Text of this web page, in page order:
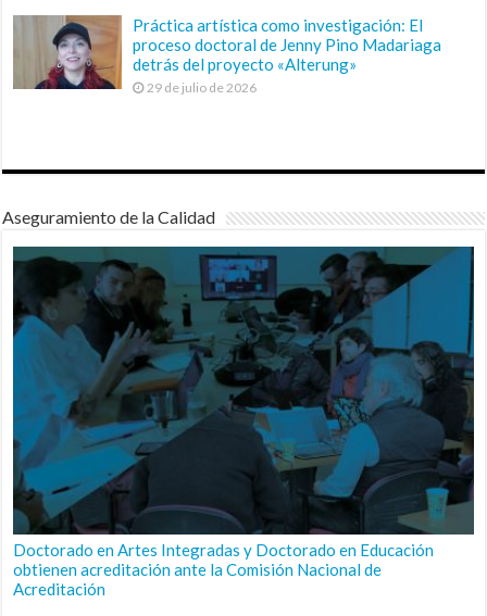
Práctica artística como investigación: El
proceso doctoral de Jenny Pino Madariaga
detrás del proyecto «Alterung»
29 de julio de 2026
Aseguramiento de la Calidad
Doctorado en Artes Integradas y Doctorado en Educación
obtienen acreditación ante la Comisión Nacional de
Acreditación